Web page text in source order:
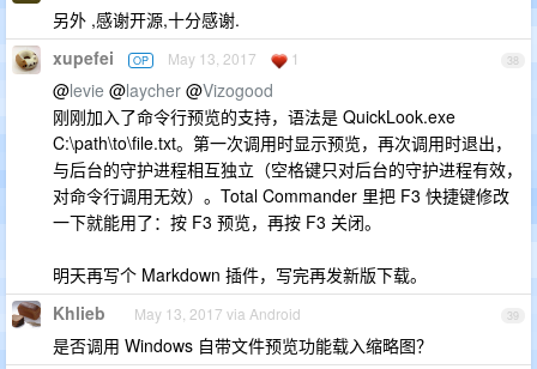
另外 ,感谢开源,十分感谢.
38
xupefei OP May 13, 2017 1
@levie @laycher @Vizogood
刚刚加入了命令行预览的支持，语法是 QuickLook.exe
C:\path\to\file.txt。第一次调用时显示预览，再次调用时退出，
与后台的守护进程相互独立（空格键只对后台的守护进程有效，
对命令行调用无效）。Total Commander 里把 F3 快捷键修改
一下就能用了：按 F3 预览，再按 F3 关闭。
明天再写个 Markdown 插件，写完再发新版下载。
39
Khlieb May 13, 2017 via Android
是否调用 Windows 自带文件预览功能载入缩略图？